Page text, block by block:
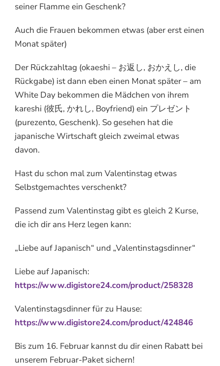
seiner Flamme ein Geschenk?
Auch die Frauen bekommen etwas (aber erst einen
Monat später)
Der Rückzahltag (okaeshi – お返し, おかえし, die
Rückgabe) ist dann eben einen Monat später – am
White Day bekommen die Mädchen von ihrem
kareshi (彼氏, かれし, Boyfriend) ein プレゼント
(purezento, Geschenk). So gesehen hat die
japanische Wirtschaft gleich zweimal etwas
davon.
Hast du schon mal zum Valentinstag etwas
Selbstgemachtes verschenkt?
Passend zum Valentinstag gibt es gleich 2 Kurse,
die ich dir ans Herz legen kann:
„Liebe auf Japanisch“ und „Valentinstagsdinner“
Liebe auf Japanisch:
https://www.digistore24.com/product/258328
Valentinstagsdinner für zu Hause:
https://www.digistore24.com/product/424846
Bis zum 16. Februar kannst du dir einen Rabatt bei
unserem Februar-Paket sichern!